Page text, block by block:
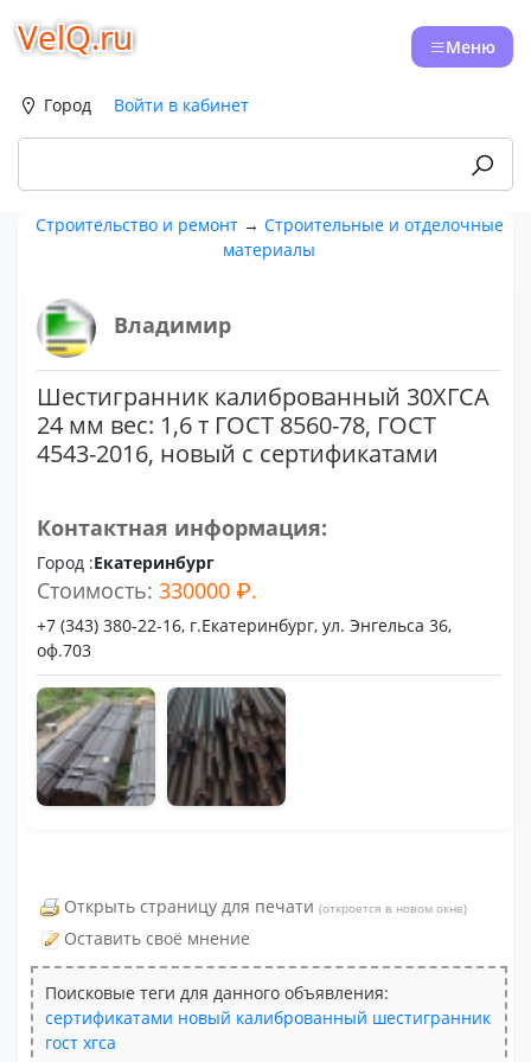
VelQ.ru Меню
Город Войти в кабинет
Строительство и ремонт→ Строительные и отделочные
материалы
Владимир
Шестигранник калиброванный 30ХГСА
24 мм вес: 1,6 т ГОСТ 8560-78, ГОСТ
4543-2016, новый с сертификатами
Контактная информация:
Город :Екатеринбург
Стоимость:330000 ₽.
+7 (343) 380-22-16, г.Екатеринбург, ул. Энгельса 36,
оф.703
Открыть страницу для печати (откроется в новом окне)
Оставить своё мнение
Поисковые теги для данного объявления:
сертификатами новый калиброванный шестигранник
гост хгса